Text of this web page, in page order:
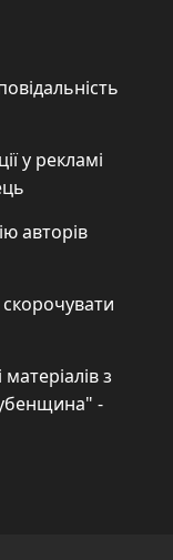
у рекламі
авторів
з
-